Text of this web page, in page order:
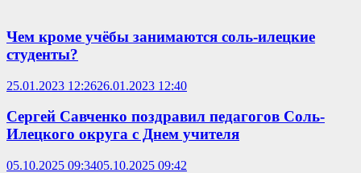
Чем кроме учёбы занимаются соль-илецкие
студенты?
25.01.2023 12:2626.01.2023 12:40
Сергей Савченко поздравил педагогов Соль-
Илецкого округа с Днем учителя
05.10.2025 09:3405.10.2025 09:42